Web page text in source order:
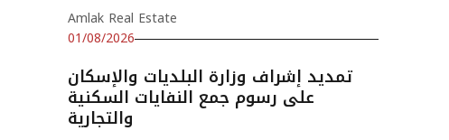
Amlak Real Estate
01/08/2026
تمديد إشراف وزارة البلديات والإسكان
على رسوم جمع النفايات السكنية
والتجارية